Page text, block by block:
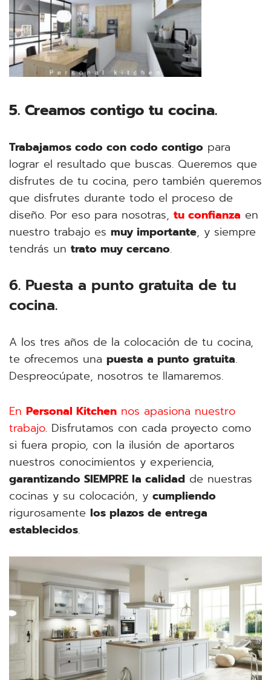
5. Creamos contigo tu cocina.
Trabajamos codo con codo contigo para
lograr el resultado que buscas. Queremos que
disfrutes de tu cocina, pero también queremos
que disfrutes durante todo el proceso de
diseño. Por eso para nosotras, tu confianza en
nuestro trabajo es muy importante, y siempre
tendrás un trato muy cercano.
6. Puesta a punto gratuita de tu
cocina.
A los tres años de la colocación de tu cocina,
te ofrecemos una puesta a punto gratuita.
Despreocúpate, nosotros te llamaremos.
En Personal Kitchen nos apasiona nuestro
trabajo. Disfrutamos con cada proyecto como
si fuera propio, con la ilusión de aportaros
nuestros conocimientos y experiencia,
garantizando SIEMPRE la calidad de nuestras
cocinas y su colocación, y cumpliendo
rigurosamente los plazos de entrega
establecidos.